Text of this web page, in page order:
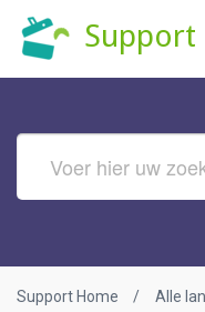
Support
Support Home
Alle